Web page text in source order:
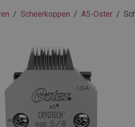
Scheerkoppen A5-Oster